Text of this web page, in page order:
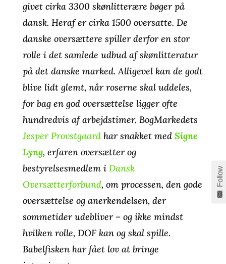
givet cirka 3300 skønlitterære bøger på
dansk. Heraf er cirka 1500 oversatte. De
danske oversættere spiller derfor en stor
rolle i det samlede udbud af skønlitteratur
på det danske marked. Alligevel kan de godt
blive lidt glemt, når roserne skal uddeles,
for bag en god oversættelse ligger ofte
hundredvis af arbejdstimer. BogMarkedets
Jesper Provstgaardhar snakket med Signe
Lyng, erfaren oversætter og
bestyrelsesmedlem i Dansk
Oversætterforbund, om processen, den gode
oversættelse og anerkendelsen, der
sommetider udebliver – og ikke mindst
hvilken rolle, DOF kan og skal spille.
Babelfisken har fået lov at bringe
Follow